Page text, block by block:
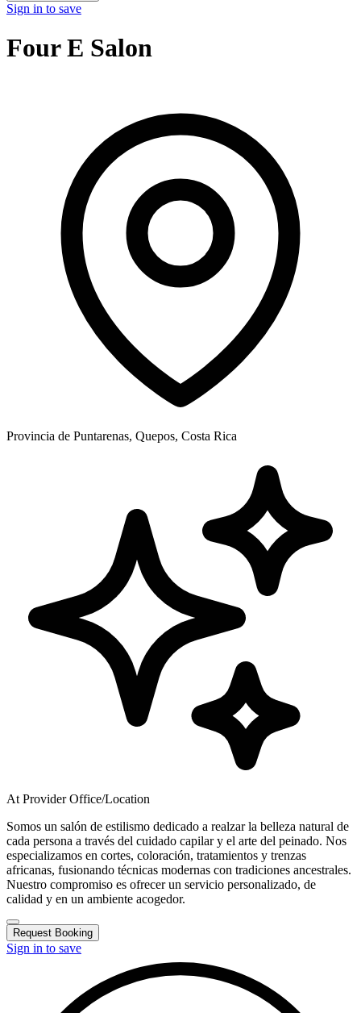
Sign in to save
Four E Salon
Provincia de Puntarenas, Quepos, Costa Rica
At Provider Office/Location
Somos un salón de estilismo dedicado a realzar la belleza natural de
cada persona a través del cuidado capilar y el arte del peinado. Nos
especializamos en cortes, coloración, tratamientos y trenzas
africanas, fusionando técnicas modernas con tradiciones ancestrales.
Nuestro compromiso es ofrecer un servicio personalizado, de
calidad y en un ambiente acogedor.
Request Booking
Sign in to save